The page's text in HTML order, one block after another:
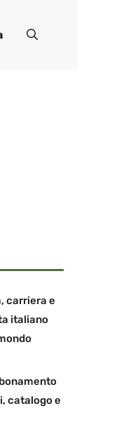
carriera e
italiano
catalogo e